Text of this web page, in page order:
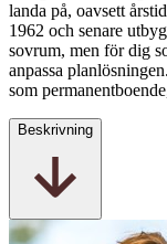
landa på, oavsett
1962 och senare
sovrum, men för dig
anpassa
som
Beskrivning